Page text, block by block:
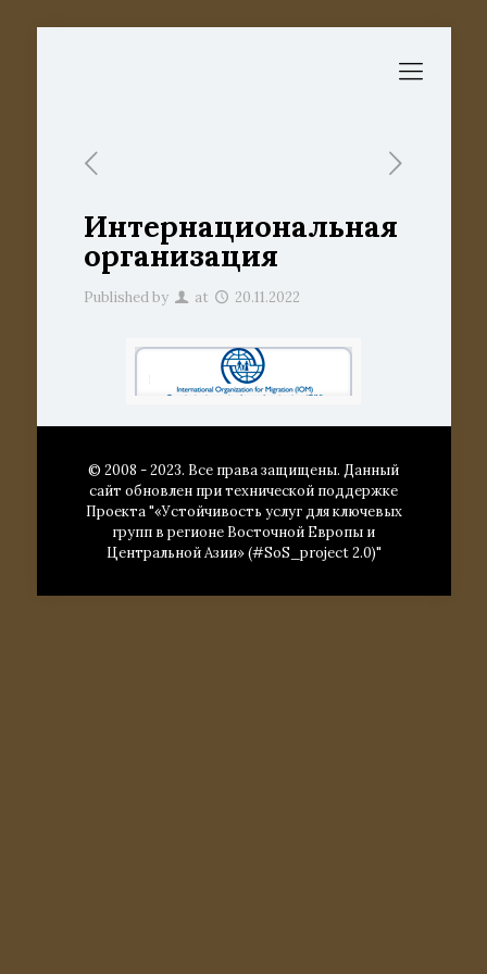
Интернациональная
организация
Published by at 20.11.2022
© 2008 - 2023. Все права защищены. Данный
сайт обновлен при технической поддержке
Проекта "«Устойчивость услуг для ключевых
групп в регионе Восточной Европы и
Центральной Азии» (#SoS_project 2.0)"